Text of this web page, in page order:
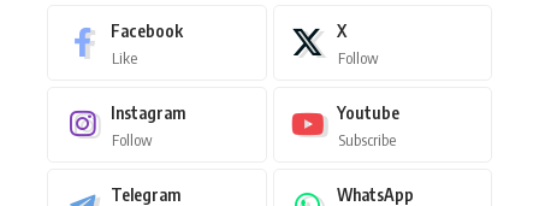
Facebook
Like
X
Follow
Instagram
Follow
Youtube
Subscribe
Telegram WhatsApp